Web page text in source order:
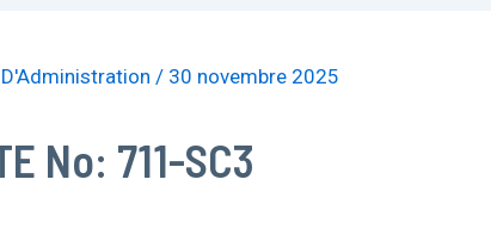
/ 30 novembre 2025
No: 711-SC3